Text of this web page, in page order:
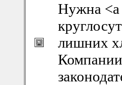
Нужна <a
лишних